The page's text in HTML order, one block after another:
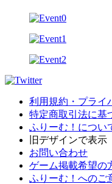
利用規約・プライ
特定商取引法に基
ふりーむ！につい
旧デザインで表示
お問い合わせ
ゲーム掲載希望の
ふりーむ！へのご